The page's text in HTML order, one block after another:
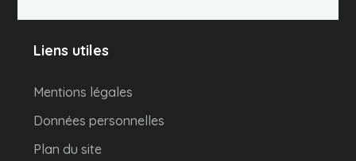
Liens utiles
Mentions légales
Données personnelles
Plan du site